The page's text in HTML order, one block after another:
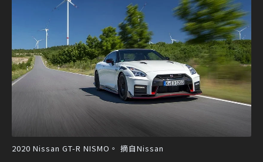
2020 Nissan GT-R NISMO。 摘自Nissan